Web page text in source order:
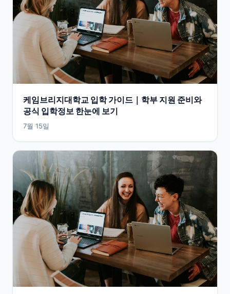
케임브리지대학교 입학 가이드｜학부 지원 준비와
공식 입학정보 한눈에 보기
7월 15일